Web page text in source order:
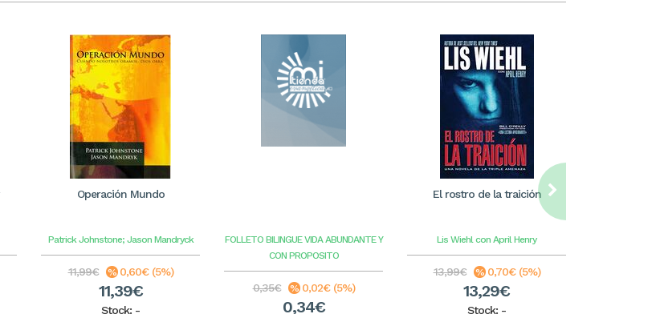
Operación Mundo
Patrick Johnstone; Jason Mandryck
11,99€ 0,60€ (5%)
11,39€
Stock: -
FOLLETO BILINGUE VIDA ABUNDANTE Y
CON PROPOSITO
0,35€ 0,02€ (5%)
0,34€
El rostro de la traición
Lis Wiehl con April Henry
13,99€ 0,70€ (5%)
13,29€
Stock: -